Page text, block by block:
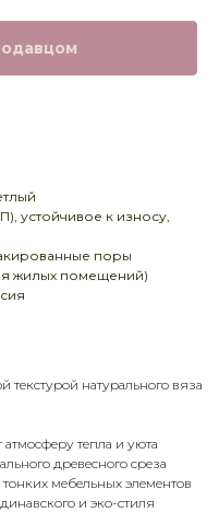
устойчивое к износу,
поры
жилых помещений)
натурального вяза
тепла и уюта
древесного среза
мебельных элементов
и эко-стиля